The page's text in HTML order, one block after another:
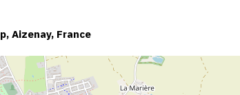
Aizenay, France